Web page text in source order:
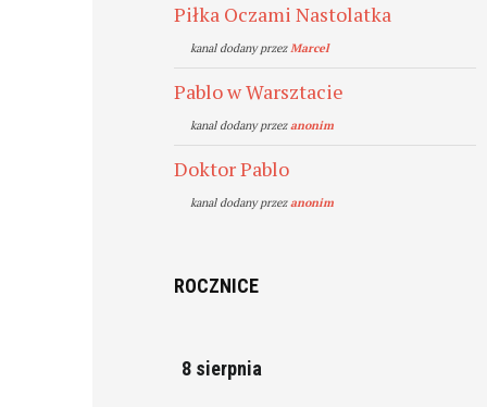
Piłka Oczami Nastolatka
kanal dodany przezMarcel
Pablo w Warsztacie
kanal dodany przezanonim
Doktor Pablo
kanal dodany przezanonim
ROCZNICE
8 sierpnia